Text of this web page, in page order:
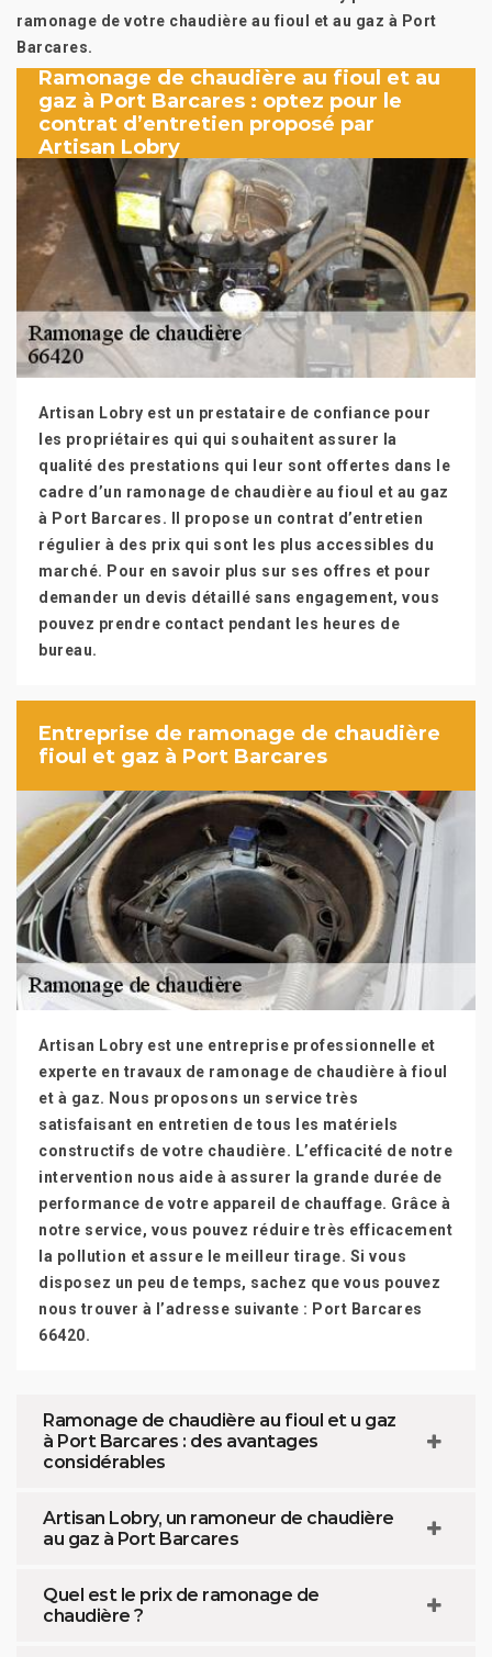
ramonage de votre chaudière au fioul et au gaz à Port
Barcares.
Ramonage de chaudière au fioul et au
gaz à Port Barcares : optez pour le
contrat d’entretien proposé par
Artisan Lobry
Artisan Lobry est un prestataire de confiance pour
les propriétaires qui qui souhaitent assurer la
qualité des prestations qui leur sont offertes dans le
cadre d’un ramonage de chaudière au fioul et au gaz
à Port Barcares. Il propose un contrat d’entretien
régulier à des prix qui sont les plus accessibles du
marché. Pour en savoir plus sur ses offres et pour
demander un devis détaillé sans engagement, vous
pouvez prendre contact pendant les heures de
bureau.
Entreprise de ramonage de chaudière
fioul et gaz à Port Barcares
Artisan Lobry est une entreprise professionnelle et
experte en travaux de ramonage de chaudière à fioul
et à gaz. Nous proposons un service très
satisfaisant en entretien de tous les matériels
constructifs de votre chaudière. L’efficacité de notre
intervention nous aide à assurer la grande durée de
performance de votre appareil de chauffage. Grâce à
notre service, vous pouvez réduire très efficacement
la pollution et assure le meilleur tirage. Si vous
disposez un peu de temps, sachez que vous pouvez
nous trouver à l’adresse suivante : Port Barcares
66420.
Ramonage de chaudière au fioul et u gaz
à Port Barcares : des avantages
considérables
Artisan Lobry, un ramoneur de chaudière
au gaz à Port Barcares
Quel est le prix de ramonage de
chaudière ?